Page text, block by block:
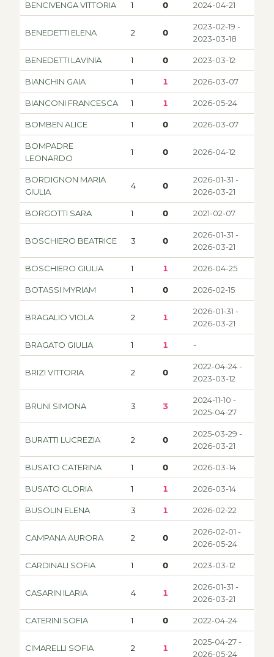
BENCIVENGA VITTORIA 1 0 2024-04-21
BENEDETTI ELENA 2 0
2023-02-19 -
2023-03-18
BENEDETTI LAVINIA 1 0 2023-03-12
BIANCHIN GAIA 1 1 2026-03-07
BIANCONI FRANCESCA 1 1 2026-05-24
BOMBEN ALICE 1 0 2026-03-07
BOMPADRE
LEONARDO
1 0 2026-04-12
BORDIGNON MARIA
GIULIA
4 0
2026-01-31 -
2026-03-21
BORGOTTI SARA 1 0 2021-02-07
BOSCHIERO BEATRICE 3 0
2026-01-31 -
2026-03-21
BOSCHIERO GIULIA 1 1 2026-04-25
BOTASSI MYRIAM 1 0 2026-02-15
BRAGALIO VIOLA 2 1
2026-01-31 -
2026-03-21
BRAGATO GIULIA 1 1 -
BRIZI VITTORIA 2 0
2022-04-24 -
2023-03-12
BRUNI SIMONA 3 3
2024-11-10 -
2025-04-27
BURATTI LUCREZIA 2 0
2025-03-29 -
2026-03-21
BUSATO CATERINA 1 0 2026-03-14
BUSATO GLORIA 1 1 2026-03-14
BUSOLIN ELENA 3 1 2026-02-22
CAMPANA AURORA 2 0
2026-02-01 -
2026-05-24
CARDINALI SOFIA 1 0 2023-03-12
CASARIN ILARIA 4 1
2026-01-31 -
2026-03-21
CATERINI SOFIA 1 0 2022-04-24
CIMARELLI SOFIA 2 1
2025-04-27 -
2026-05-24